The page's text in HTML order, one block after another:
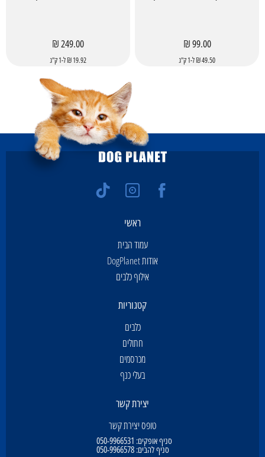
99.00 ₪
49.50 ₪ ל-1 ק"ג
249.00 ₪
19.92 ₪ ל-1 ק"ג
ראשי
עמוד הבית
אודות DogPlanet
אילוף כלבים
קטגוריות
כלבים
חתולים
מכרסמים
בעלי כנף
יצירת קשר
טופס יצירת קשר
סניף אופקים: 050-9966531
סניף להבים:050-9966578